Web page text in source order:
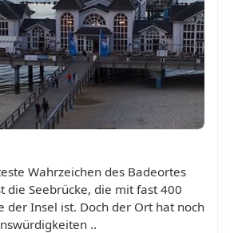
Wahrzeichen des Badeortes
die Seebrücke, die mit fast 400
der Insel ist. Doch der Ort hat noch
..